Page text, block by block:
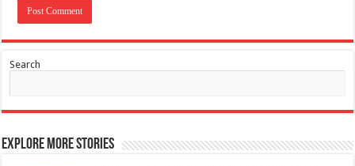
Search
Explore More Stories